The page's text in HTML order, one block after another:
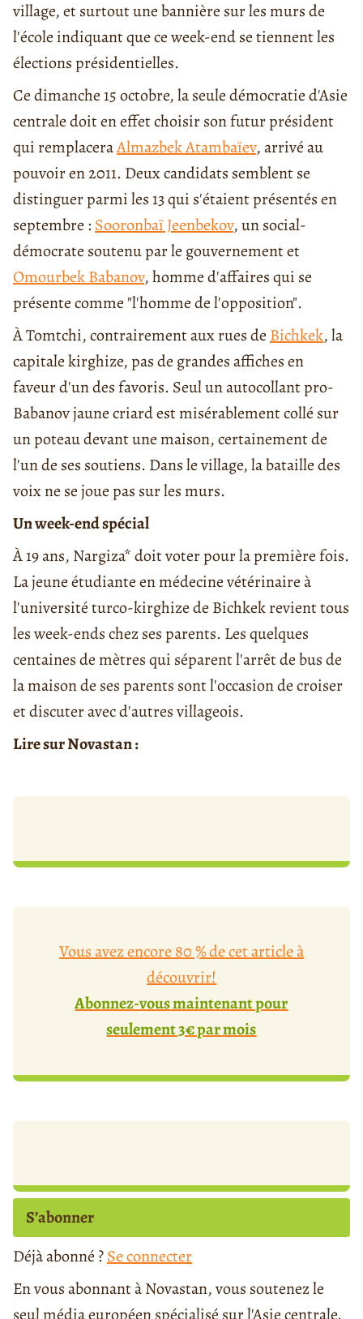
village, et surtout une bannière sur les murs de
l'école indiquant que ce week-end se tiennent les
élections présidentielles.
Ce dimanche 15 octobre, la seule démocratie d'Asie
centrale doit en effet choisir son futur président
qui remplaceraAlmazbek Atambaïev, arrivé au
pouvoir en 2011. Deux candidats semblent se
distinguer parmi les 13 qui s'étaient présentés en
septembre : Sooronbaï Jeenbekov, un social-
démocrate soutenu par le gouvernement et
Omourbek Babanov, homme d'affaires qui se
présente comme "l'homme de l'opposition".
À Tomtchi, contrairement aux rues de Bichkek, la
capitale kirghize, pas de grandes affiches en
faveur d'un des favoris. Seul un autocollant pro-
Babanov jaune criard est misérablement collé sur
un poteau devant une maison, certainement de
l'un de ses soutiens. Dans le village, la bataille des
voix ne se joue pas sur les murs.
Un week-end spécial
À 19 ans, Nargiza* doit voter pour la première fois.
La jeune étudiante en médecine vétérinaire à
l'université turco-kirghize de Bichkek revient tous
les week-ends chez ses parents. Les quelques
centaines de mètres qui séparent l'arrêt de bus de
la maison de ses parents sont l'occasion de croiser
et discuter avec d'autres villageois.
Lire sur Novastan :
Vous avez encore 80 % de cet article à
découvrir!
Abonnez-vous maintenant pour
seulement 3€ par mois
S’abonner
Déjà abonné ?Se connecter
En vous abonnant à Novastan, vous soutenez le
seul média européen spécialisé sur l'Asie centrale.